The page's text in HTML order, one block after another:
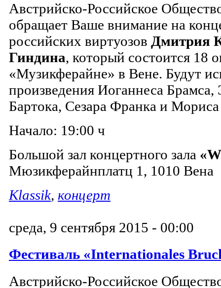
Австрийско-Российское
обращает Ваше внимание на
российских виртуозов Дмитрия
Гиндина, который состоится 18
«Музикферайне» в Вене. Будут
произведения Иоганнеса Брамса,
Бартока, Сезара Франка и Мориса
Начало: 19:00 ч
Большой зал концертного зала
Мюзикферайнплатц 1, 1010 Вена
Klassik, концерт
среда, 9 сентября 2015 - 00:00
Фестиваль «Internationales
Австрийско-Российское